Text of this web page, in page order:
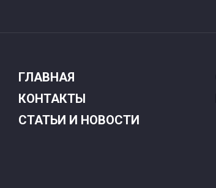
ГЛАВНАЯ
КОНТАКТЫ
СТАТЬИ И НОВОСТИ